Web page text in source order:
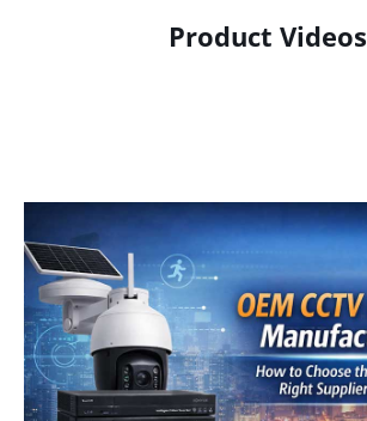
Product Videos